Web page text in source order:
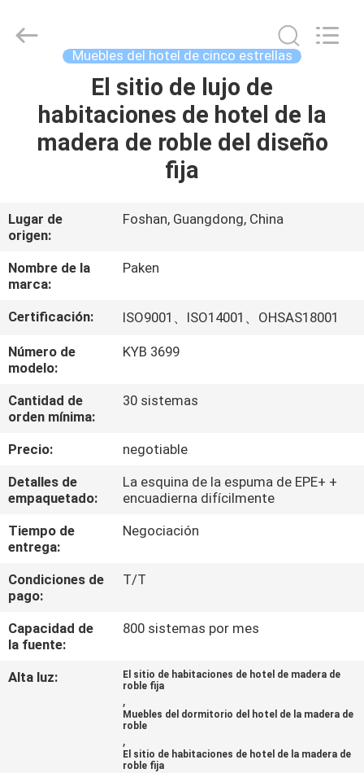
PRODUCTOS
NOSOTROS
VIAJE
DE
LA
FÁBRICA
CONTROL
CALIDAD
ÉNTRENOS
EN
CONTACTO
CON
PIDA
UNA
Furniture
Muebles del hotel de cinco estrellas
El sitio de lujo de
habitaciones de hotel de la
madera de roble del diseño
fija
Lugar de
origen:
Foshan, Guangdong, China
Nombre de la
marca:
Paken
Certificación: ISO9001、ISO14001、OHSAS18001
Número de
modelo:
KYB 3699
Cantidad de
orden mínima:
30 sistemas
Precio:
negotiable
Detalles de
empaquetado:
La esquina de la espuma de EPE+ +
encuadierna difícilmente
Tiempo de
entrega:
Negociación
Condiciones de
pago:
T/T
Capacidad de
la fuente:
800 sistemas por mes
Alta luz:
El sitio de habitaciones de hotel de madera de
roble fija
,
Muebles del dormitorio del hotel de la madera de
roble
,
El sitio de habitaciones de hotel de la madera de
roble fija